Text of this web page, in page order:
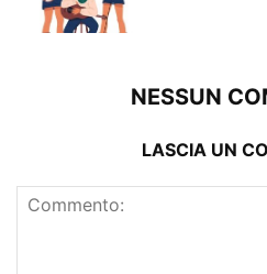
NESSUN
LASCIA UN